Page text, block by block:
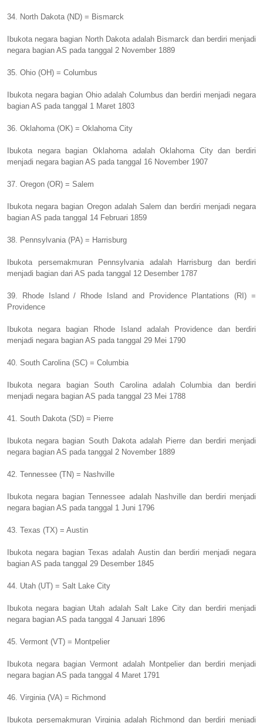
34. North Dakota (ND) = Bismarck
Ibukota negara bagian North Dakota adalah Bismarck dan berdiri menjadi
negara bagian AS pada tanggal 2 November 1889
35. Ohio (OH) = Columbus
Ibukota negara bagian Ohio adalah Columbus dan berdiri menjadi negara
bagian AS pada tanggal 1 Maret 1803
36. Oklahoma (OK) = Oklahoma City
Ibukota negara bagian Oklahoma adalah Oklahoma City dan berdiri
menjadi negara bagian AS pada tanggal 16 November 1907
37. Oregon (OR) = Salem
Ibukota negara bagian Oregon adalah Salem dan berdiri menjadi negara
bagian AS pada tanggal 14 Februari 1859
38. Pennsylvania (PA) = Harrisburg
Ibukota persemakmuran Pennsylvania adalah Harrisburg dan berdiri
menjadi bagian dari AS pada tanggal 12 Desember 1787
39. Rhode Island / Rhode Island and Providence Plantations (RI) =
Providence
Ibukota negara bagian Rhode Island adalah Providence dan berdiri
menjadi negara bagian AS pada tanggal 29 Mei 1790
40. South Carolina (SC) = Columbia
Ibukota negara bagian South Carolina adalah Columbia dan berdiri
menjadi negara bagian AS pada tanggal 23 Mei 1788
41. South Dakota (SD) = Pierre
Ibukota negara bagian South Dakota adalah Pierre dan berdiri menjadi
negara bagian AS pada tanggal 2 November 1889
42. Tennessee (TN) = Nashville
Ibukota negara bagian Tennessee adalah Nashville dan berdiri menjadi
negara bagian AS pada tanggal 1 Juni 1796
43. Texas (TX) = Austin
Ibukota negara bagian Texas adalah Austin dan berdiri menjadi negara
bagian AS pada tanggal 29 Desember 1845
44. Utah (UT) = Salt Lake City
Ibukota negara bagian Utah adalah Salt Lake City dan berdiri menjadi
negara bagian AS pada tanggal 4 Januari 1896
45. Vermont (VT) = Montpelier
Ibukota negara bagian Vermont adalah Montpelier dan berdiri menjadi
negara bagian AS pada tanggal 4 Maret 1791
46. Virginia (VA) = Richmond
Ibukota persemakmuran Virginia adalah Richmond dan berdiri menjadi